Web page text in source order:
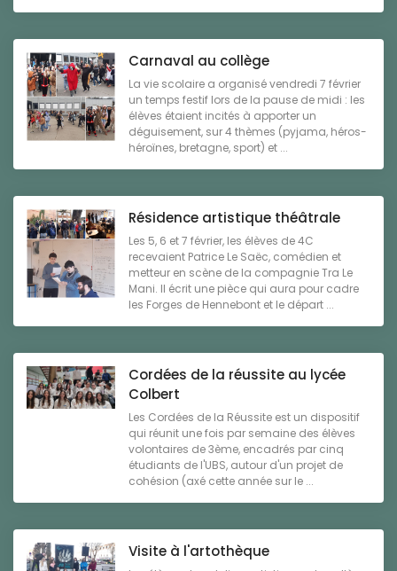
Carnaval au collège
La vie scolaire a organisé vendredi 7 février
un temps festif lors de la pause de midi : les
élèves étaient incités à apporter un
déguisement, sur 4 thèmes (pyjama, héros-
héroïnes, bretagne, sport) et ...
Résidence artistique théâtrale
Les 5, 6 et 7 février, les élèves de 4C
recevaient Patrice Le Saëc, comédien et
metteur en scène de la compagnie Tra Le
Mani. Il écrit une pièce qui aura pour cadre
les Forges de Hennebont et le départ ...
Cordées de la réussite au lycée
Colbert
Les Cordées de la Réussite est un dispositif
qui réunit une fois par semaine des élèves
volontaires de 3ème, encadrés par cinq
étudiants de l'UBS, autour d'un projet de
cohésion (axé cette année sur le ...
Visite à l'artothèque